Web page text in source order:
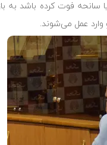
فوت کرده باشد به
وارد عمل می‌شوند.